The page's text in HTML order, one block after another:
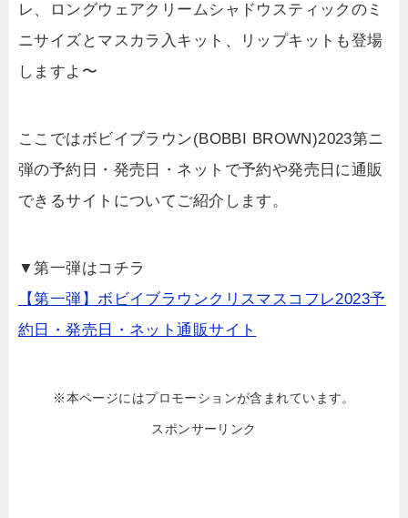
レ、ロングウェアクリームシャドウスティックのミ
ニサイズとマスカラ入キット、リップキットも登場
しますよ〜
ここではボビイブラウン(BOBBI BROWN)2023第ニ
弾の予約日・発売日・ネットで予約や発売日に通販
できるサイトについてご紹介します。
▼第一弾はコチラ
【第一弾】ボビイブラウンクリスマスコフレ2023予
約日・発売日・ネット通販サイト
※本ページにはプロモーションが含まれています。
スポンサーリンク